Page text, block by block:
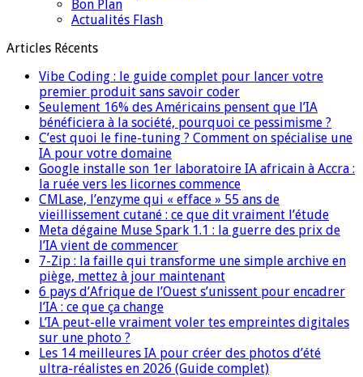
Bon Plan
Actualités Flash
Articles Récents
Vibe Coding : le guide complet pour lancer votre
premier produit sans savoir coder
Seulement 16% des Américains pensent que l’IA
bénéficiera à la société, pourquoi ce pessimisme ?
C’est quoi le fine-tuning ? Comment on spécialise une
IA pour votre domaine
Google installe son 1er laboratoire IA africain à Accra :
la ruée vers les licornes commence
CMLase, l’enzyme qui « efface » 55 ans de
vieillissement cutané : ce que dit vraiment l’étude
Meta dégaine Muse Spark 1.1 : la guerre des prix de
l’IA vient de commencer
7-Zip : la faille qui transforme une simple archive en
piège, mettez à jour maintenant
6 pays d’Afrique de l’Ouest s’unissent pour encadrer
l’IA : ce que ça change
L’IA peut-elle vraiment voler tes empreintes digitales
sur une photo ?
Les 14 meilleures IA pour créer des photos d’été
ultra-réalistes en 2026 (Guide complet)